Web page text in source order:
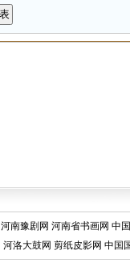
河南豫剧网 河南省书画网 中
河洛大鼓网 剪纸皮影网 中国